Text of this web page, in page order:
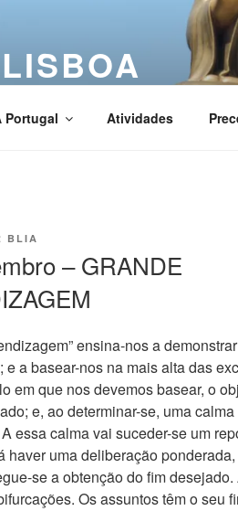
Portugal Atividades
BLIA
– GRANDE
ensina-nos a
e a basear-nos na mais alta das
em que nos devemos basear, o
e, ao determinar-se, uma
essa calma vai suceder-se um
haver uma deliberação
se a obtenção do fim
Os assuntos têm o seu